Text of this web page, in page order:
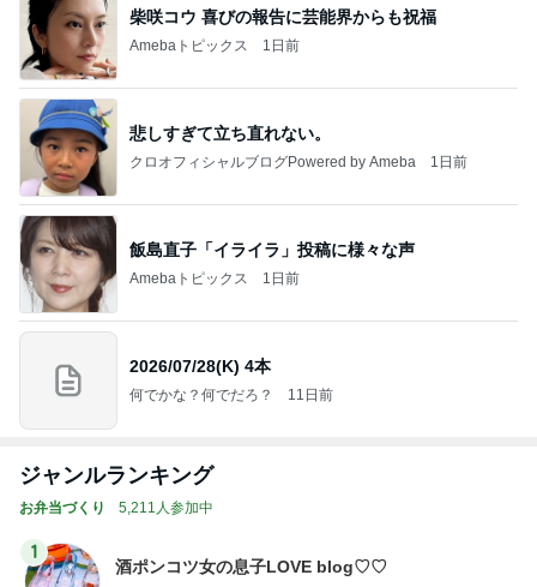
柴咲コウ 喜びの報告に芸能界からも祝福
Amebaトピックス 1日前
悲しすぎて立ち直れない。
クロオフィシャルブログPowered by Ameba 1日前
飯島直子「イライラ」投稿に様々な声
Amebaトピックス 1日前
2026/07/28(K) 4本
何でかな？何でだろ？ 11日前
ジャンルランキング
お弁当づくり 5,211人参加中
1
酒ポンコツ女の息子LOVE blog♡♡